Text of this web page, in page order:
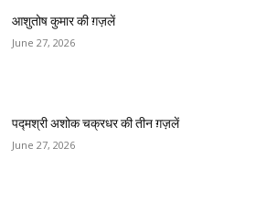
आशुतोष कुमार की ग़ज़लें
June 27, 2026
पद्मश्री अशोक चक्रधर की तीन ग़ज़लें
June 27, 2026